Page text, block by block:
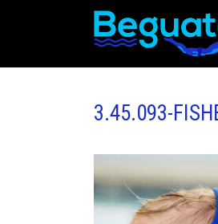
3.45.093-